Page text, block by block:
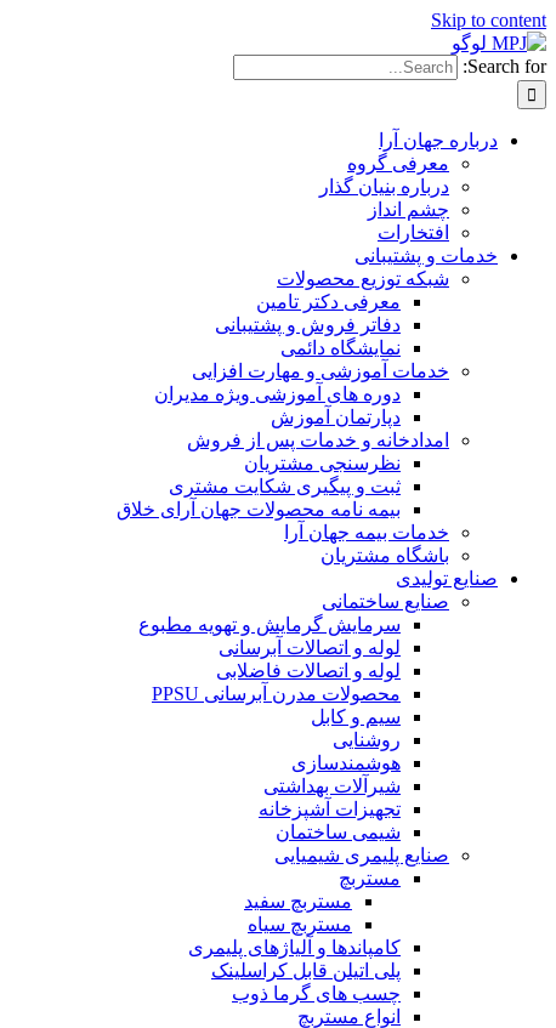
Skip to content
Search for:
درباره جهان آرا
معرفی گروه
درباره بنیان گذار
چشم انداز
افتخارات
خدمات و پشتیبانی
شبکه توزیع محصولات
معرفی دکتر تامین
دفاتر فروش و پشتیبانی
نمایشگاه دائمی
خدمات آموزشی و مهارت افزایی
دوره های آموزشی ویژه مدیران
دپارتمان آموزش
امدادخانه و خدمات پس از فروش
نظرسنجی مشتریان
ثبت و پیگیری شکایت مشتری
بیمه نامه محصولات جهان آرای خلاق
خدمات بیمه جهان آرا
باشگاه مشتریان
صنایع تولیدی
صنایع ساختمانی
سرمایش گرمایش و تهویه مطبوع
لوله و اتصالات آبرسانی
لوله و اتصالات فاضلابی
محصولات مدرن آبرسانی PPSU
سیم و کابل
روشنایی
هوشمندسازی
شیرآلات بهداشتی
تجهیزات آشپزخانه
شیمی ساختمان
صنایع پلیمری شیمیایی
مستربچ
مستربچ سفید
مستربچ سیاه
کامپاندها و آلیاژهای پلیمری
پلی اتیلن قابل کراسلینک
چسب های گرما ذوب
انواع مستربچ